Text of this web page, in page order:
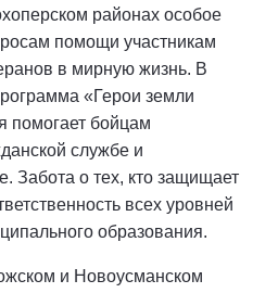
районах особое
помощи участникам
в мирную жизнь. В
«Герои земли
помогает бойцам
службе и
Забота о тех, кто защищает
всех уровней
образования.
и Новоусманском